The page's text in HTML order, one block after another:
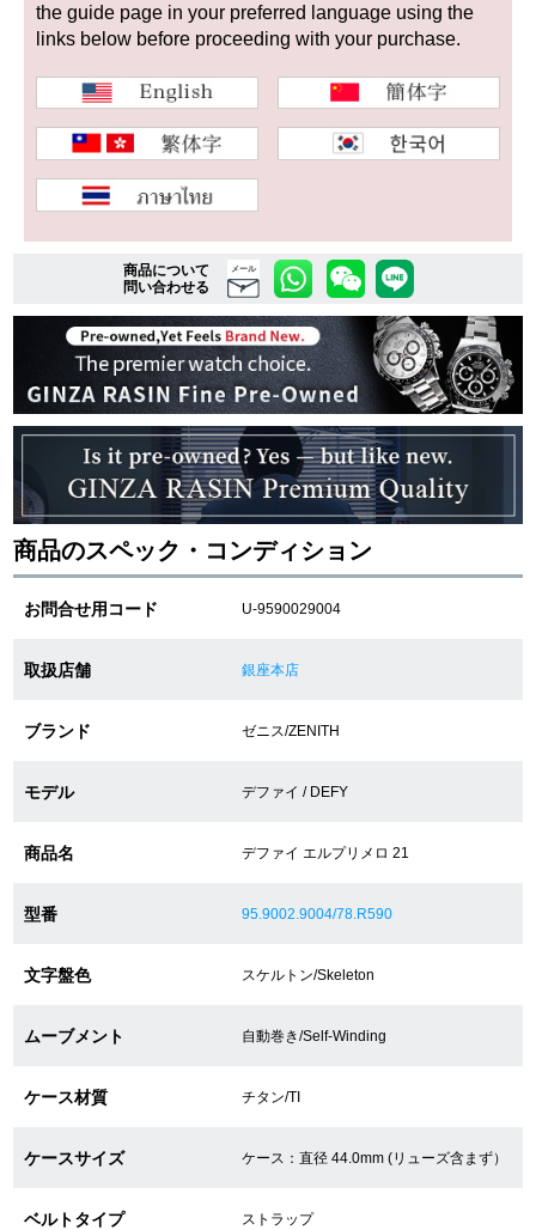
商品の状態から探す
中古品 アンティーク品
WEB限定品
複数条件で商品を絞り込む
詳細検索はこちら
ご利用ガイド
GINZA RASINのプレミアムクオリティについて
送料・お支払方法
ショッピングローンの流れ
ショップサービス
ラッピングサービス
腕時計サイズ調整サービス
店舗受け取りサービス
店舗取り寄せサービス
the guide page in your preferred language using the
links below before proceeding with your purchase.
商品について
問い合わせる
メール
商品のスペック・コンディション
お問合せ用コード U-9590029004
取扱店舗 銀座本店
ブランド ゼニス/ZENITH
モデル デファイ / DEFY
商品名 デファイ エルプリメロ 21
型番 95.9002.9004/78.R590
文字盤色 スケルトン/Skeleton
ムーブメント 自動巻き/Self-Winding
ケース材質 チタン/TI
ケースサイズ ケース：直径 44.0mm (リューズ含まず）
ベルトタイプ ストラップ